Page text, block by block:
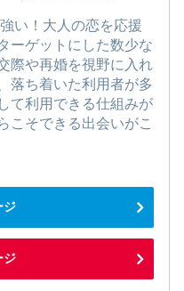
い！大人の恋を応援
ーゲットにした数少な
際や再婚を視野に入れ
落ち着いた利用者が多
て利用できる仕組みが
こそできる出会いがこ
ジ
ジ